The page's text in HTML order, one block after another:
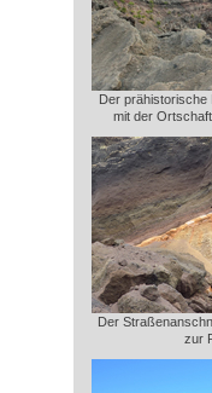
Der prähistorische
mit der
Der
zur